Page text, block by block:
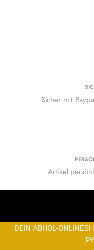
Sicher mit
Artikel
DEIN ABHOL-